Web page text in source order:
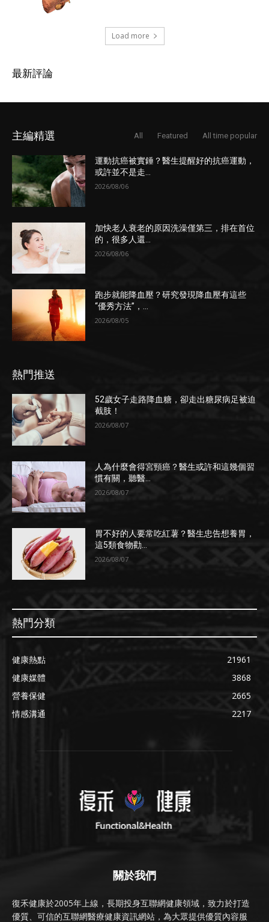
Load more
最新評論
主編精選 All Featured All time popular
運動抗癌被實錘？醫生提醒好的抗癌運動，
或許並不是走...
2026/08/06
加快老人衰老的原因洗澡僅第三，排在首位
的，很多人還...
2026/08/06
跑步就能降血壓？研究發現降血壓有這些
“優秀方法”，...
2026/08/05
熱門推送
52歲女子走路降血糖，卻走出糖尿病足被迫
截肢！
2026/08/07
人為什麼會得宮頸癌？醫生或許和這幾個習
慣有關，聽醫...
2026/08/07
胃不好的人要常吃紅薯？醫生忠告想養胃，
這5類食物勸...
2026/08/07
熱門分類
健康熱點
21961
健康媒體
3868
營養保健
2665
情感溝通
2217
關於我們
復禾健康於2005年上線，長期投身互聯網健康領域，致力於打造
優質、可信的互聯網醫療健康資訊網站，為大眾提供優質內容服